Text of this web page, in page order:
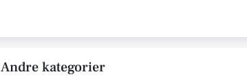
Andre kategorier